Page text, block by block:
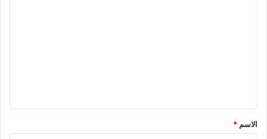
*
الاسم *